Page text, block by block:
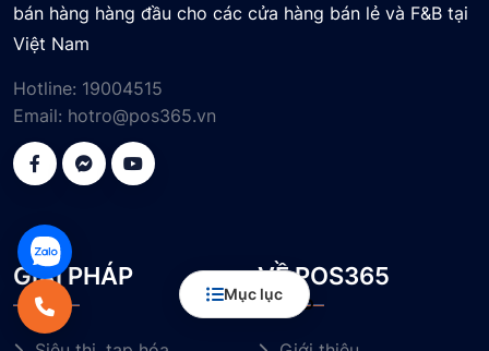
Mục lục
bán hàng hàng đầu cho các cửa hàng bán lẻ và F&B tại
Việt Nam
Hotline: 19004515
Email: hotro@pos365.vn
GIẢI PHÁP VỀ POS365